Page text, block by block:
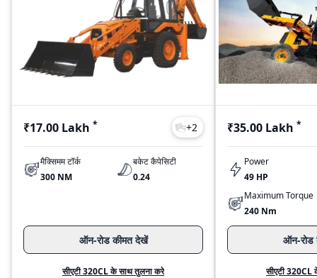
₹17.00 Lakh * +2
मैक्सिमम टॉर्क
300 NM
बकेट कैपेसिटी
0.24
ऑन-रोड कीमत देखें
सीएटी 320CL के साथ तुलना करे
₹35.00 Lakh *
Power
49 HP
Maximum Torque
240 Nm
ऑन-रोड
सीएटी